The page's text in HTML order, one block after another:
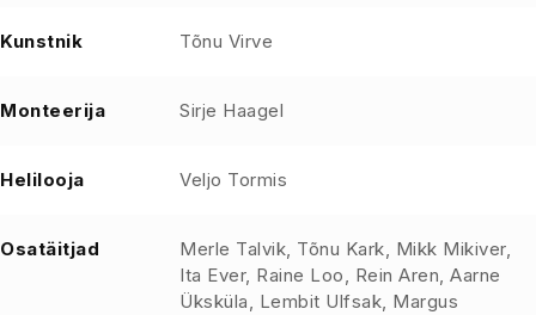
Kunstnik Tõnu Virve
Monteerija Sirje Haagel
Helilooja Veljo Tormis
Osatäitjad
Merle Talvik, Tõnu Kark, Mikk Mikiver,
Ita Ever, Raine Loo, Rein Aren, Aarne
Üksküla, Lembit Ulfsak, Margus